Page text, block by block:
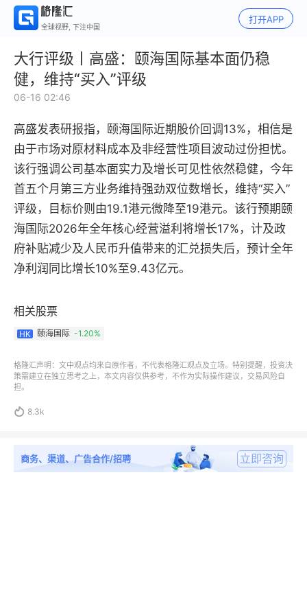
全球视野, 下注中国
打开APP
大行评级丨高盛：颐海国际基本面仍稳
健，维持“买入”评级
06-16 02:46
高盛发表研报指，颐海国际近期股价回调13%，相信是
由于市场对原材料成本及非经营性项目波动过份担忧。
该行强调公司基本面实力及增长可见性依然稳健，今年
首五个月第三方业务维持强劲双位数增长，维持“买入”
评级，目标价则由19.1港元微降至19港元。该行预期颐
海国际2026年全年核心经营溢利将增长17%，计及政
府补贴减少及人民币升值带来的汇兑损失后，预计全年
净利润同比增长10%至9.43亿元。
相关股票
HK 颐海国际 -1.20%
格隆汇声明：文中观点均来自原作者，不代表格隆汇观点及立场。特别提醒，投资决
策需建立在独立思考之上，本文内容仅供参考，不作为实际操作建议，交易风险自
担。
 8.3k
商务、渠道、广告合作/招聘 立即咨询